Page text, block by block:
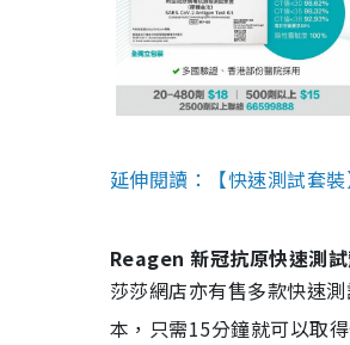
延伸閱讀：【快速測試套
Reagen 新冠抗原快速測
莎莎網店亦有售多款快速
本，只需15分鐘就可以取